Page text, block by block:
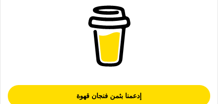
إدعمنا بثمن فنجان قهوة